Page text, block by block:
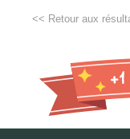
<< Retour aux